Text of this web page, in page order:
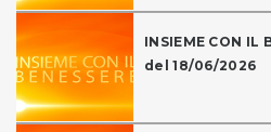
INSIEME CON IL
del 18/06/2026